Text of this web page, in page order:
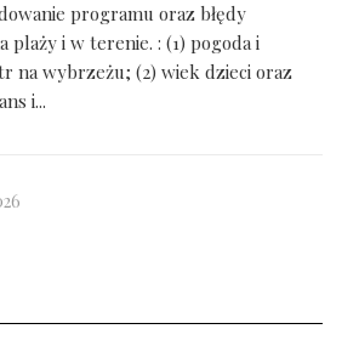
programu oraz błędy
plaży i w terenie. : (1) pogoda i
na wybrzeżu; (2) wiek dzieci oraz
i...